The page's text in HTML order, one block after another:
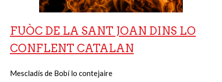
FUÒC DE LA SANT JOAN DINS LO
CONFLENT CATALAN
Mescladís de Bobí lo contejaire